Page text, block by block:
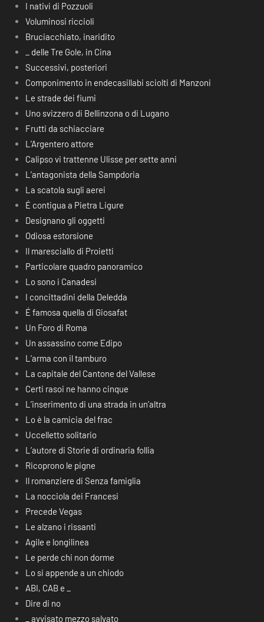
I nativi di Pozzuoli
Voluminosi riccioli
Bruciacchiato, inaridito
_ delle Tre Gole, in Cina
Successivi, posteriori
Componimento in endecasillabi sciolti di Manzoni
Le strade dei fiumi
Uno svizzero di Bellinzona o di Lugano
Frutti da schiacciare
L’Argentero attore
Calipso vi trattenne Ulisse per sette anni
L’antagonista della Sampdoria
La scatola sugli aerei
É contigua a Pietra Ligure
Designano gli oggetti
Odiosa estorsione
Il maresciallo di Proietti
Particolare quadro panoramico
Lo sono i Canadesi
I concittadini della Deledda
É famosa quella di Giosafat
Un Foro di Roma
Un assassino come Edipo
L’arma con il tamburo
La capitale del Cantone del Vallese
Certi rasoi ne hanno cinque
L’inserimento di una strada in un’altra
Lo è la camicia del frac
Uccelletto solitario
L’autore di Storie di ordinaria follia
Ricoprono le pigne
Il romanziere di Senza famiglia
La nocciola dei Francesi
Precede Vegas
Le alzano i rissanti
Agile e longilinea
Le perde chi non dorme
Lo si appende a un chiodo
ABI, CAB e _
Dire di no
_ avvisato mezzo salvato